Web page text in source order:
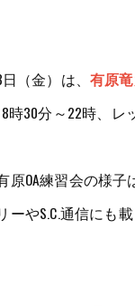
（金）は、有原
時30分～22時、レ
原OA練習会の様子
ーやS.C.通信にも